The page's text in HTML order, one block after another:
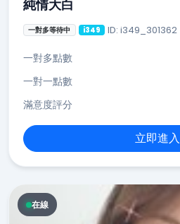
純情大白
一對多等待中 i349 ID: i349_301362
一對多點數
一對一點數
滿意度評分
立即進入
在線